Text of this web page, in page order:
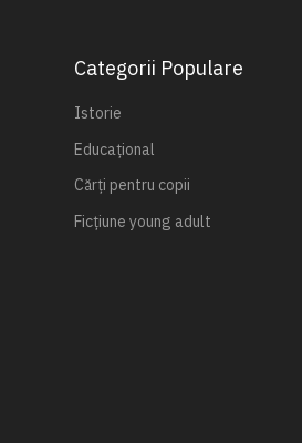
Categorii Populare
Istorie
Educațional
Cărți pentru copii
Ficțiune young adult